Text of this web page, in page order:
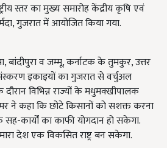
स्तर का मुख्य समारोह केंद्रीय कृषि एवं
गुजरात में आयोजित किया गया.
बांदीपुरा व जम्मू, कर्नाटक के तुमकुर, उत्तर
इकाइयों का गुजरात से वर्चुअल
विभिन्न राज्यों के मधुमक्खीपालक
ने कहा कि छोटे किसानों को सशक्त करना
सह-कार्यों का काफी योगदान हो सकेगा.
देश एक विकसित राष्ट्र बन सकेगा.